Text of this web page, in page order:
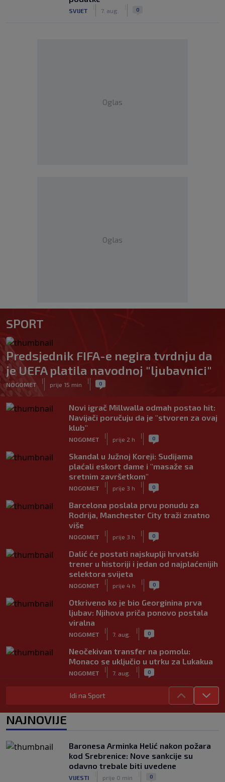
SVIJET 7. aug. 0
Oglas
Oglas
SPORT
Predsjednik FIFA-e negira tvrdnju da
je UEFA platila navodnoj "ljubavnici"
NOGOMET
|
prije 15 min
| 0
Novi igrač Millwalla odmah postao hit:
Navijači poručuju da je "stvoren za ovaj
klub"
NOGOMET
|
prije 2 h
| 0
Skandal u Južnoj Koreji: Sudijama
plaćali eskort dame i "masaže sa
sretnim završetkom"
NOGOMET
|
prije 3 h
| 0
Barcelona poslala prvu ponudu za
Rodrija, Manchester City traži znatno
više
NOGOMET
|
prije 3 h
| 0
Dalić će postati najskuplji hrvatski
trener u historiji i jedan od najplaćenijih
selektora svijeta
NOGOMET
|
prije 4 h
| 0
Otkriveno ko je bio Georginina prva
ljubav: Njihova priča ponovo postala
viralna
NOGOMET
|
7. aug.
| 0
Neočekivan transfer na pomolu:
Monaco se uključio u utrku za Lukakua
NOGOMET
|
7. aug.
| 0
Počela nova sezona: Željezničar na
Grbavici savladao BSK
NOGOMET 7. aug.
prvenstvo ispod cijene?
NOGOMET
|
7. aug.
| 0
Idi na Sport
NAJNOVIJE
Baronesa Arminka Helić nakon požara
kod Srebrenice: Nove sankcije su
odavno trebale biti uvedene
VIJESTI prije 0 min 0